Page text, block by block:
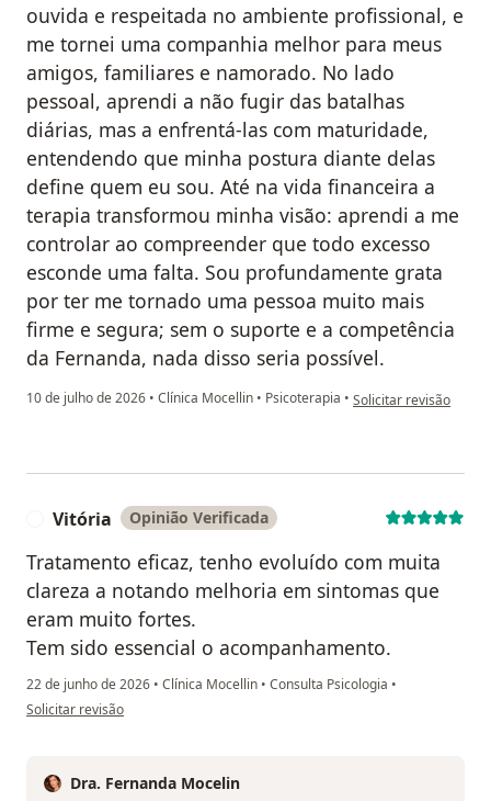
ouvida e respeitada no ambiente profissional, e
me tornei uma companhia melhor para meus
amigos, familiares e namorado. No lado
pessoal, aprendi a não fugir das batalhas
diárias, mas a enfrentá-las com maturidade,
entendendo que minha postura diante delas
define quem eu sou. Até na vida financeira a
terapia transformou minha visão: aprendi a me
controlar ao compreender que todo excesso
esconde uma falta. Sou profundamente grata
por ter me tornado uma pessoa muito mais
firme e segura; sem o suporte e a competência
da Fernanda, nada disso seria possível.
10 de julho de 2026 • Clínica Mocellin • Psicoterapia • na opinião do
Solicitar revisão
Vitória Opinião Verificada
Tratamento eficaz, tenho evoluído com muita
clareza a notando melhoria em sintomas que
eram muito fortes.
Tem sido essencial o acompanhamento.
22 de junho de 2026 • Clínica Mocellin • Consulta Psicologia •
na opinião do utilizador Vitória
Solicitar revisão
Dra. Fernanda Mocelin